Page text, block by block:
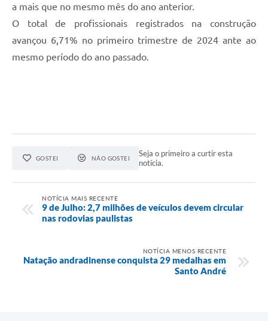
a mais que no mesmo mês do ano anterior.
O total de profissionais registrados na construção
avançou 6,71% no primeiro trimestre de 2024 ante ao
mesmo período do ano passado.
GOSTEI NÃO GOSTEI
Seja o primeiro a curtir esta
notícia.
NOTÍCIA MAIS RECENTE
9 de Julho: 2,7 milhões de veículos devem circular
nas rodovias paulistas
NOTÍCIA MENOS RECENTE
Natação andradinense conquista 29 medalhas em
Santo André